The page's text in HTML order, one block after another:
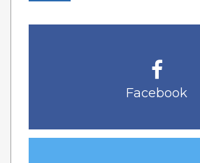
Facebook